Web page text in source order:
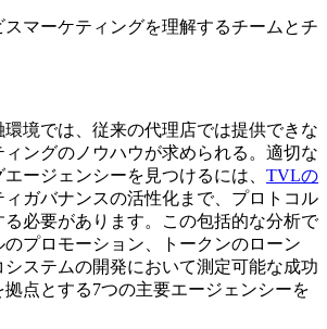
マーケティングを理解するチームとチ
境では、従来の代理店では提供できな
ングのノウハウが求められる。適切な
ージェンシーを見つけるには、 TVLの
ィガバナンスの活性化まで、プロトコル
必要があります。この包括的な分析で
のプロモーション、トークンのローン
ステムの開発において測定可能な成功
点とする7つの主要エージェンシーを